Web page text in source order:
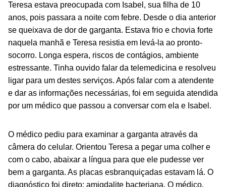
Teresa estava preocupada com Isabel, sua filha de 10
anos, pois passara a noite com febre. Desde o dia anterior
se queixava de dor de garganta. Estava frio e chovia forte
naquela manhã e Teresa resistia em levá-la ao pronto-
socorro. Longa espera, riscos de contágios, ambiente
estressante. Tinha ouvido falar da telemedicina e resolveu
ligar para um destes serviços. Após falar com a atendente
e dar as informações necessárias, foi em seguida atendida
por um médico que passou a conversar com ela e Isabel.
O médico pediu para examinar a garganta através da
câmera do celular. Orientou Teresa a pegar uma colher e
com o cabo, abaixar a língua para que ele pudesse ver
bem a garganta. As placas esbranquiçadas estavam lá. O
diagnóstico foi direto: amigdalite bacteriana. O médico,